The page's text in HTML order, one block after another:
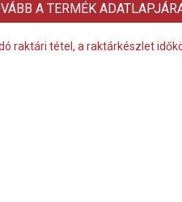
A TERMÉK
raktári tétel, a raktárkészlet